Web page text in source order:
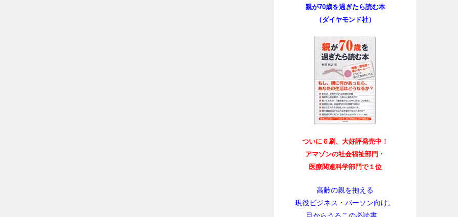
親が70歳を過ぎたら読む本
（ダイヤモンド社）
ついに６刷、大好評発売中！
アマゾンの社会福祉部門・
医療関連科学部門で１位
高齢の親を抱える
現役ビジネス・パーソン向け。
目からうろこの必読書。